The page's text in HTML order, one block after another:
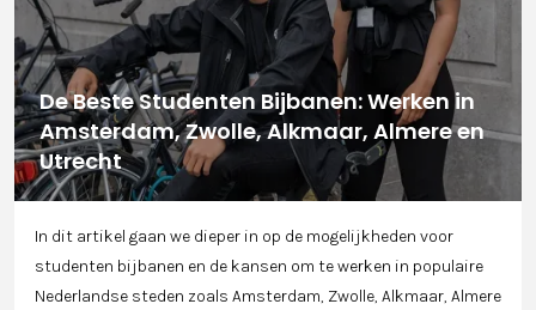
De Beste Studenten Bijbanen: Werken in
Amsterdam, Zwolle, Alkmaar, Almere en
Utrecht
In dit artikel gaan we dieper in op de mogelijkheden voor
studenten bijbanen en de kansen om te werken in populaire
Nederlandse steden zoals Amsterdam, Zwolle, Alkmaar, Almere